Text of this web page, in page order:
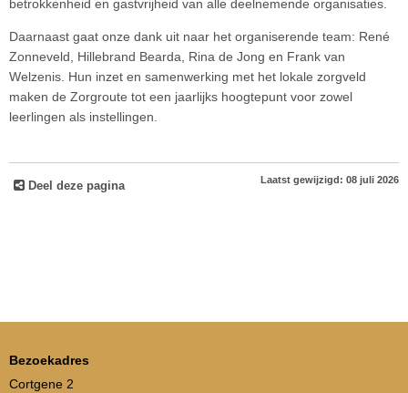
betrokkenheid en gastvrijheid van alle deelnemende organisaties.
Daarnaast gaat onze dank uit naar het organiserende team: René
Zonneveld, Hillebrand Bearda, Rina de Jong en Frank van
Welzenis. Hun inzet en samenwerking met het lokale zorgveld
maken de Zorgroute tot een jaarlijks hoogtepunt voor zowel
leerlingen als instellingen.
Deel deze pagina Laatst gewijzigd: 08 juli 2026
Bezoekadres
Cortgene 2